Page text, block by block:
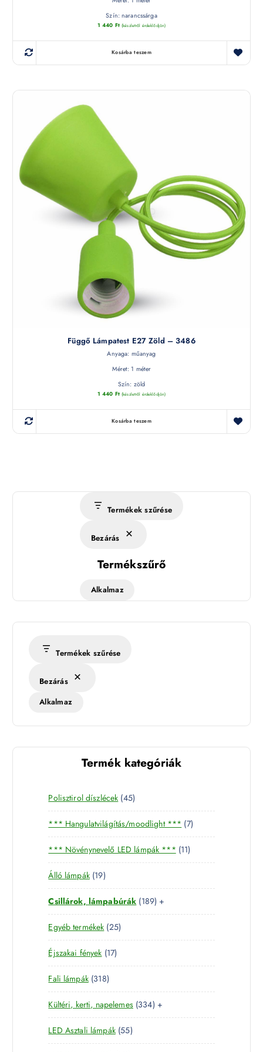
Szín: narancssárga
1 440 Ft (készletről érdeklődjön)
Kosárba teszem
Függő Lámpatest E27 Zöld – 3486
Anyaga: műanyag
Méret: 1 méter
Szín: zöld
1 440 Ft (készletről érdeklődjön)
Kosárba teszem
Termékek szűrése
Bezárás
Termékszűrő
Alkalmaz
Termékek szűrése
Bezárás
Alkalmaz
Termék kategóriák
Polisztirol díszlécek 454
5
t
e
r
m
k
*** Hangulatvilágítás/moodlight *** 77
t
r
é
*** Növénynevelő LED lámpák *** 111
1
e
m
k
Álló lámpák 191
9
t
e
r
m
é
k
Csillárok, lámpabúrák 1891
8
t
r
é
k
+
Egyéb termékek 252
5
e
m
é
k
Éjszakai fények 171
7
e
r
m
é
k
Fali lámpák 3183
1
8
t
e
r
Kültéri, kerti, napelemes 3343
3
t
+
LED Asztali lámpák 555
5